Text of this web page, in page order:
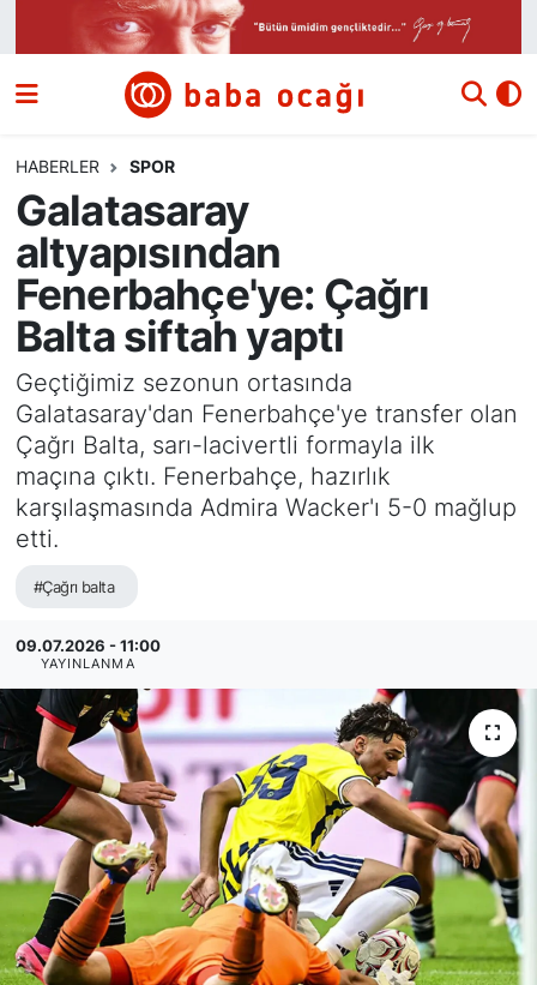
HABERLER SPOR
Galatasaray
altyapısından
Fenerbahçe'ye: Çağrı
Balta siftah yaptı
Geçtiğimiz sezonun ortasında
Galatasaray'dan Fenerbahçe'ye transfer olan
Çağrı Balta, sarı-lacivertli formayla ilk
maçına çıktı. Fenerbahçe, hazırlık
karşılaşmasında Admira Wacker'ı 5-0 mağlup
etti.
#Çağrı balta
09.07.2026 - 11:00
YAYINLANMA
Siyaset
Ekonomi
Dünya
Kültür ve Sanat
Eğitim
Bilim ve Teknoloji
Yazı Dizisi
Nöbetçi Eczaneler
Namaz Vakitleri
Trafik Durumu
Süper Lig Puan Durumu ve Fikstür
Tüm Manşetler
Son Dakika Haberleri
Haber Arşivi